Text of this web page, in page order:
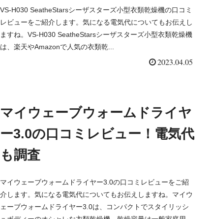
VS-H030 SeatheStarsシーザスターズ小型衣類乾燥機の口コミ
レビューをご紹介します。気になる電気代についてもお伝えし
ますね。VS-H030 SeatheStarsシーザスターズ小型衣類乾燥機
は、楽天やAmazonで人気の衣類乾...
2023.04.05
マイウェーブウォームドライヤ
ー3.0の口コミレビュー！電気代
も調査
マイウェーブウォームドライヤー3.0の口コミレビューをご紹
介します。気になる電気代についてもお伝えしますね。マイウ
ェーブウォームドライヤー3.0は、コンパクトでスタイリッシ